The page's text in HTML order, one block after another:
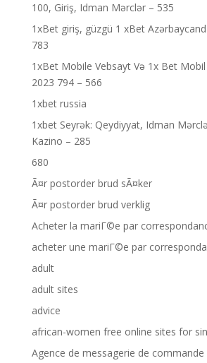
100, Giriş, Idman Mərclər – 535
1xBet giriş, güzgü 1 xBet
783
1xBet Mobile Vebsayt Və 1x Bet
2023 794 – 566
1xbet russia
1xbet Seyrək: Qeydiyyat, Idman
Kazino – 285
680
Ã¤r postorder brud sÃ¤ker
Ã¤r postorder brud verklig
Acheter la mariГ©e par
acheter une mariГ©e par
adult
adult sites
advice
african-women free online sites for
Agence de messagerie de